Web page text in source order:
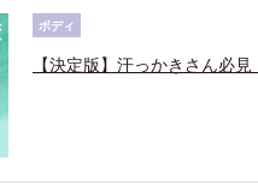
ボディ
【決定版】汗っかきさん必